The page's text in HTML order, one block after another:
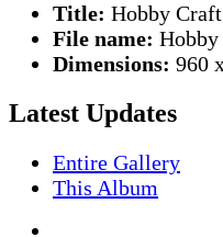
Title: Hobby
File name:
Dimensions: 960
Latest Updates
Entire Gallery
This Album